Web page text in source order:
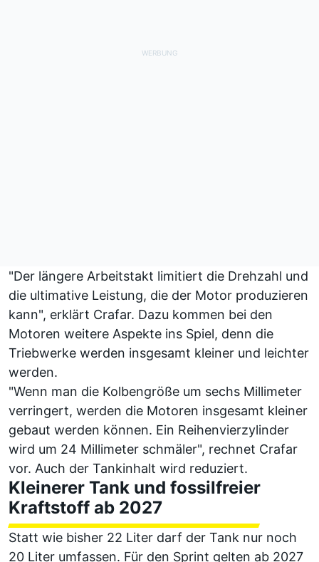
"Der längere Arbeitstakt limitiert die Drehzahl und
die ultimative Leistung, die der Motor produzieren
kann", erklärt Crafar. Dazu kommen bei den
Motoren weitere Aspekte ins Spiel, denn die
Triebwerke werden insgesamt kleiner und leichter
werden.
"Wenn man die Kolbengröße um sechs Millimeter
verringert, werden die Motoren insgesamt kleiner
gebaut werden können. Ein Reihenvierzylinder
wird um 24 Millimeter schmäler", rechnet Crafar
vor. Auch der Tankinhalt wird reduziert.
Kleinerer Tank und fossilfreier
Kraftstoff ab 2027
Statt wie bisher 22 Liter darf der Tank nur noch
20 Liter umfassen. Für den Sprint gelten ab 2027